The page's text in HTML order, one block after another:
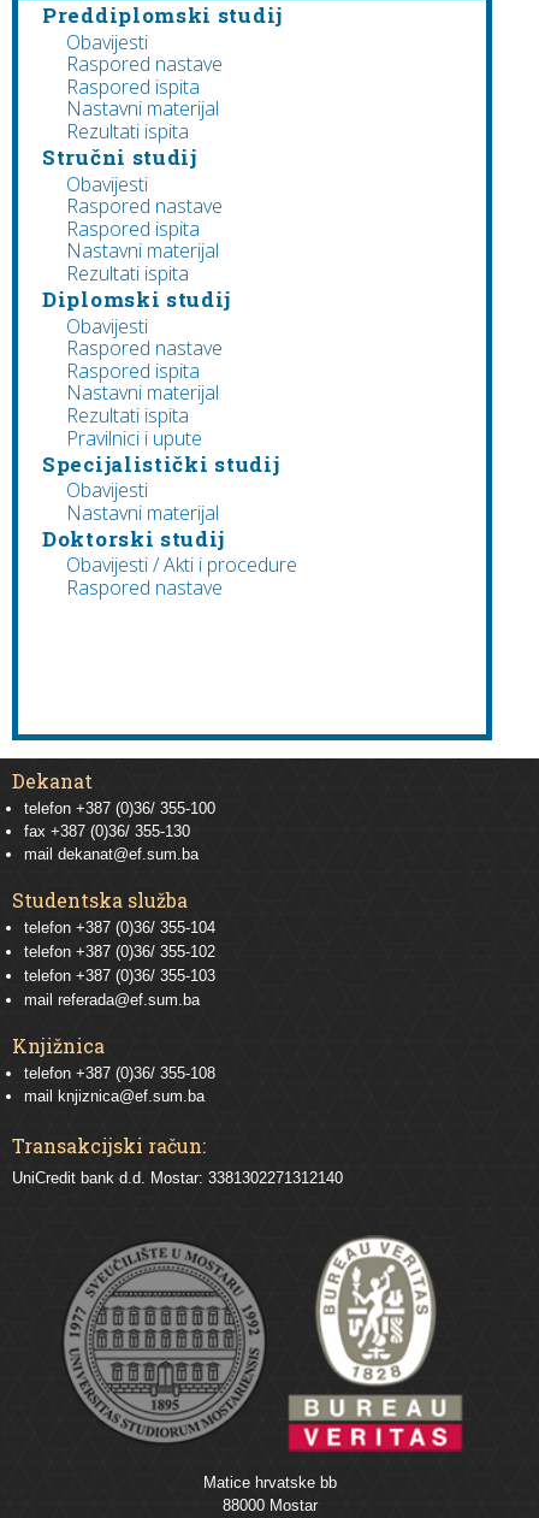
Preddiplomski studij
Obavijesti
Raspored nastave
Raspored ispita
Nastavni materijal
Rezultati ispita
Stručni studij
Obavijesti
Raspored nastave
Raspored ispita
Nastavni materijal
Rezultati ispita
Diplomski studij
Obavijesti
Raspored nastave
Raspored ispita
Nastavni materijal
Rezultati ispita
Pravilnici i upute
Specijalistički studij
Obavijesti
Nastavni materijal
Doktorski studij
Obavijesti / Akti i procedure
Raspored nastave
Dekanat
telefon +387 (0)36/ 355-100
fax +387 (0)36/ 355-130
mail dekanat@ef.sum.ba
Studentska služba
telefon +387 (0)36/ 355-104
telefon +387 (0)36/ 355-102
telefon +387 (0)36/ 355-103
mail referada@ef.sum.ba
Knjižnica
telefon +387 (0)36/ 355-108
mail
knjiznica@ef.sum.ba
Transakcijski račun:
UniCredit bank d.d. Mostar: 3381302271312140
Matice hrvatske bb
88000 Mostar